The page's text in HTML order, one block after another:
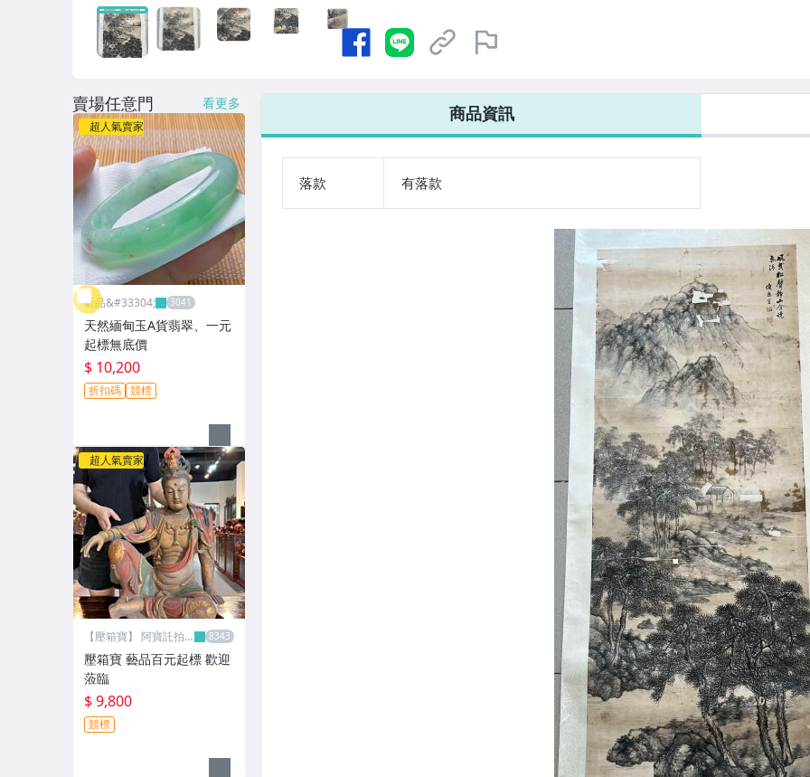
商品資訊
落款 有落款
賣場任意門 看更多
超人氣賣家
昕品&#33304;
天然緬甸玉A貨翡翠、一元
起標無底價
$ 10,200
折扣碼 競標
超人氣賣家
【壓箱寶】 阿寶託拍
壓箱寶 藝品百元起標 歡迎
蒞臨
$ 9,800
競標